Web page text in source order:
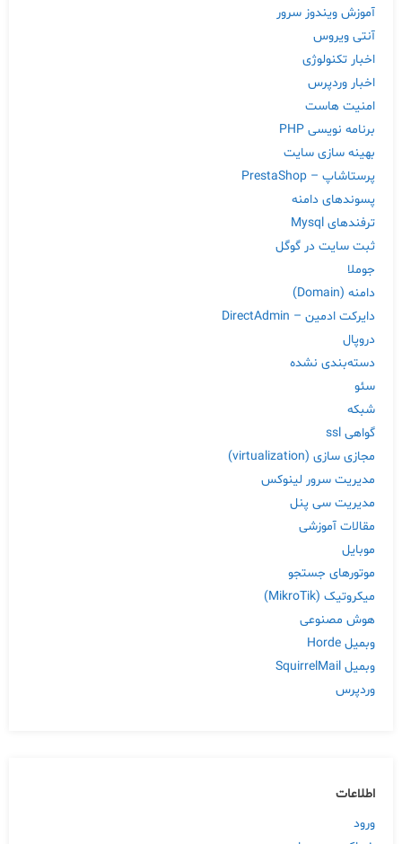
آموزش ویندوز سرور
آنتی ویروس
اخبار تکنولوژی
اخبار وردپرس
امنیت هاست
برنامه نویسی PHP
بهینه سازی سایت
پرستاشاپ – PrestaShop
پسوندهای دامنه
ترفندهای Mysql
ثبت سایت در گوگل
جوملا
دامنه (Domain)
دایرکت ادمین – DirectAdmin
دروپال
دسته‌بندی نشده
سئو
شبکه
گواهی ssl
مجازی سازی (virtualization)
مدیریت سرور لینوکس
مدیریت سی پنل
مقالات آموزشی
موبایل
موتورهای جستجو
میکروتیک (MikroTik)
هوش مصنوعی
وبمیل Horde
وبمیل SquirrelMail
وردپرس
اطلاعات
ورود